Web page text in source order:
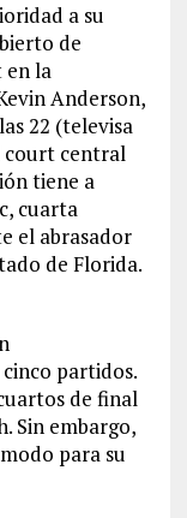
a su
de
en la
Anderson,
22 (televisa
court central
tiene a
cuarta
el abrasador
de Florida.
partidos.
de final
Sin embargo,
para su